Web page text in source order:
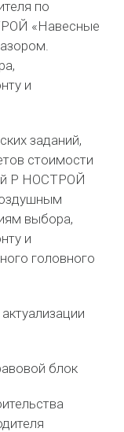
по
«Навесные
и
заданий,
стоимости
Р НОСТРОЙ
выбора,
и
головного
блок